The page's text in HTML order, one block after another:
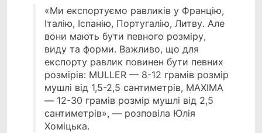
«Ми експортуємо равликів у Францію,
Італію, Іспанію, Португалію, Литву. Але
вони мають бути певного розміру,
виду та форми. Важливо, що для
експорту равлик повинен бути певних
розмірів: MULLER — 8-12 грамів розмір
мушлі від 1,5-2,5 сантиметрів, MAXIMA
— 12-30 грамів розмір мушлі від 2,5
сантиметрів», — розповіла Юлія
Хоміцька.